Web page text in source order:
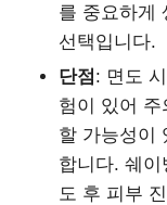
를 중요하게
선택입니다.
단점 : 면도
험이 있어
할 가능성이
합니다. 쉐
도 후 피부